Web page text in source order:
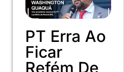
PT Erra Ao
Ficar
Refém De